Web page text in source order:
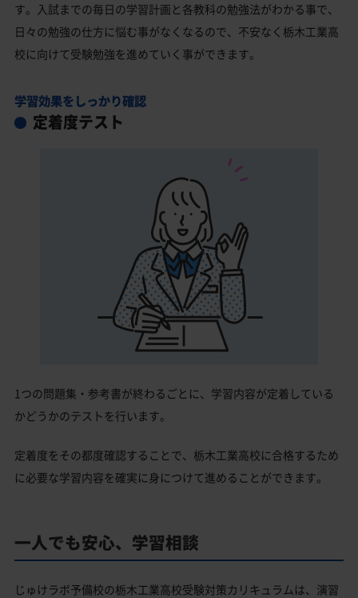
す。入試までの毎日の学習計画と各教科の勉強法がわかる事で、
日々の勉強の仕方に悩む事がなくなるので、不安なく栃木工業高
校に向けて受験勉強を進めていく事ができます。
学習効果をしっかり確認
定着度テスト
1つの問題集・参考書が終わるごとに、学習内容が定着している
かどうかのテストを行います。
定着度をその都度確認することで、栃木工業高校に合格するため
に必要な学習内容を確実に身につけて進めることができます。
一人でも安心、学習相談
じゅけラボ予備校の栃木工業高校受験対策カリキュラムは、演習